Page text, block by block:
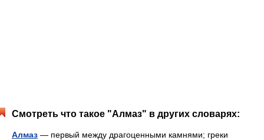
Смотреть что такое "Алмаз" в других словарях:
Алмаз — первый между драгоценными камнями; греки